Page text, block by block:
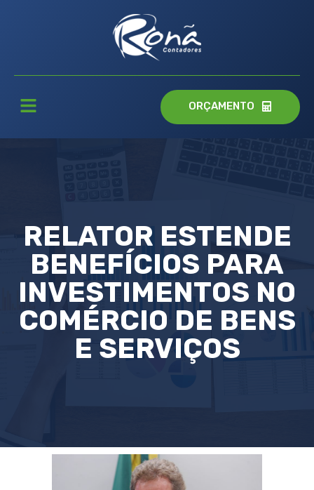
ORÇAMENTO
RELATOR ESTENDE
BENEFÍCIOS PARA
INVESTIMENTOS NO
COMÉRCIO DE BENS
E SERVIÇOS